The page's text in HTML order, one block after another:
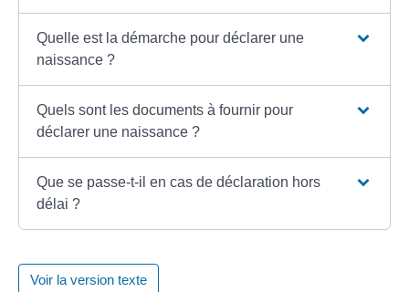
Quelle est la démarche pour déclarer une
naissance ?
Quels sont les documents à fournir pour
déclarer une naissance ?
Que se passe-t-il en cas de déclaration hors
délai ?
Voir la version texte